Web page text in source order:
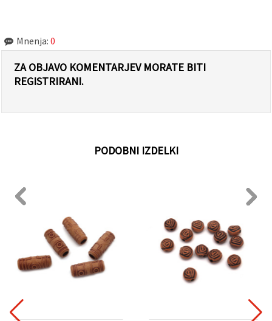
Mnenja: 0
ZA OBJAVO KOMENTARJEV MORATE BITI
REGISTRIRANI.
PODOBNI IZDELKI